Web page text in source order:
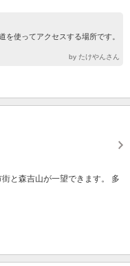
使ってアクセスする場所です。
by たけやんさん
と森吉山が一望できます。 多
日及び年末年始(12月29日から1